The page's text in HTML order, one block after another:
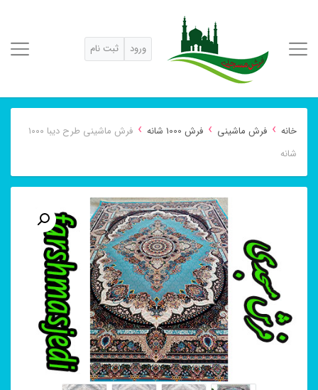
ورود ثبت نام
خانه › فرش ماشینی › فرش 1000 شانه ›
فرش ماشینی طرح دیبا ۱۰۰۰
شانه